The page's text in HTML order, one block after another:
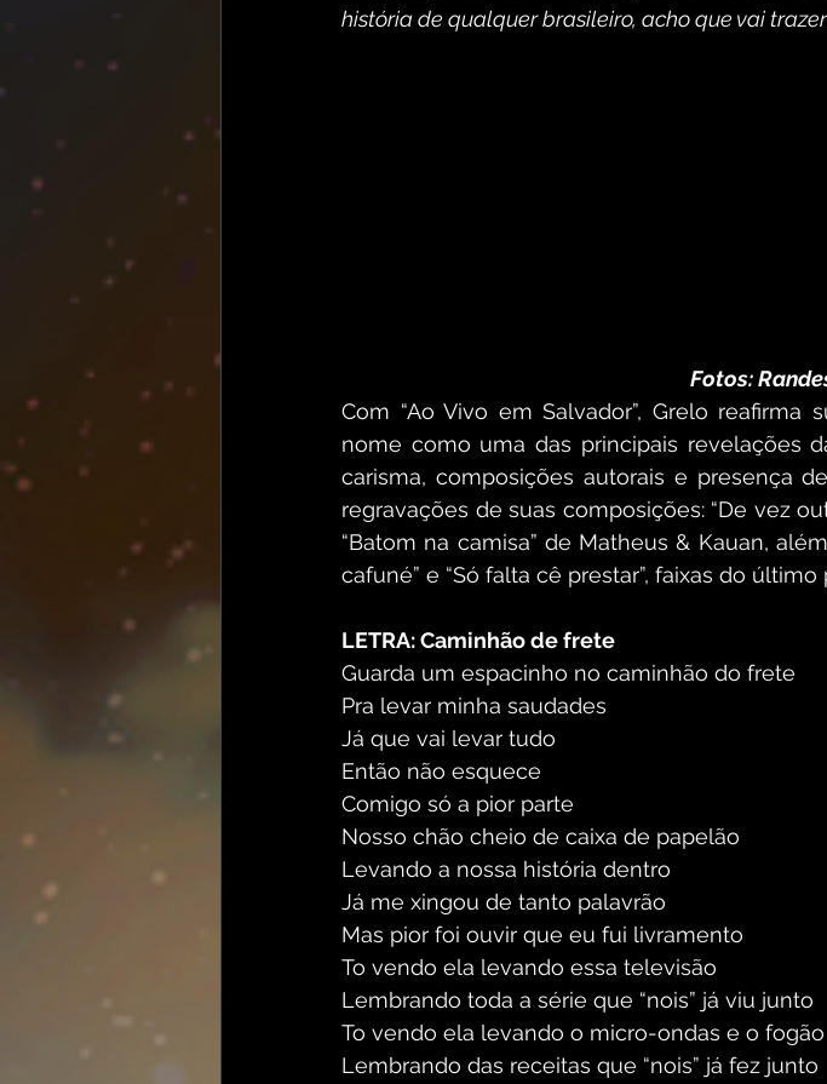
história de qualquer brasileiro, acho que vai
Fotos:
Com “Ao Vivo em Salvador”, Grelo
nome como uma das principais revelações
carisma, composições autorais e presença
regravações de suas composições: “De vez
“Batom na camisa” de Matheus & Kauan,
cafuné” e “Só falta cê prestar”, faixas do último
LETRA: Caminhão de frete
Guarda um espacinho no caminhão do frete
Pra levar minha saudades
Já que vai levar tudo
Então não esquece
Comigo só a pior parte
Nosso chão cheio de caixa de papelão
Levando a nossa história dentro
Já me xingou de tanto palavrão
Mas pior foi ouvir que eu fui livramento
To vendo ela levando essa televisão
Lembrando toda a série que “nois” já viu junto
To vendo ela levando o micro-ondas e o fogão
Lembrando das receitas que “nois” já fez junto